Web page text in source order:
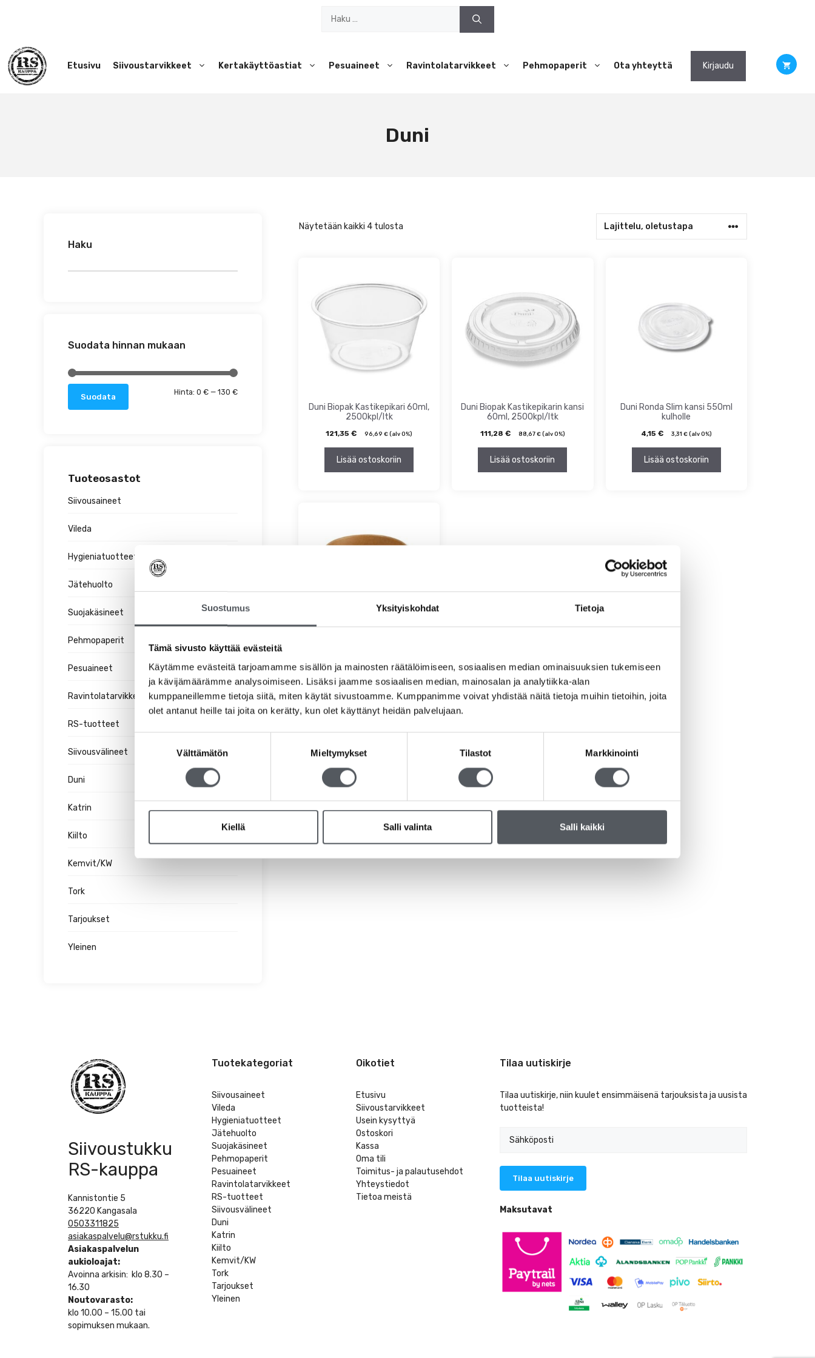
Suostumus Yksityiskohdat Tietoja
Tämä sivusto käyttää evästeitä
Käytämme evästeitä tarjoamamme sisällön ja mainosten räätälöimiseen, sosiaalisen median ominaisuuksien tukemiseen
ja kävijämäärämme analysoimiseen. Lisäksi jaamme sosiaalisen median, mainosalan ja analytiikka-alan
kumppaneillemme tietoja siitä, miten käytät sivustoamme. Kumppanimme voivat yhdistää näitä tietoja muihin tietoihin, joita
olet antanut heille tai joita on kerätty, kun olet käyttänyt heidän palvelujaan.
Välttämätön Mieltymykset Tilastot Markkinointi
Kiellä Salli valinta Salli kaikki
Etusivu Siivoustarvikkeet Kertakäyttöastiat Pesuaineet Ravintolatarvikkeet Pehmopaperit Ota yhteyttä Kirjaudu
Duni
Näytetään kaikki 4 tulosta
Duni Biopak Kastikepikari 60ml,
2500kpl/ltk
121,35€ 96,69€ (alv 0%)
Lisää ostoskoriin
Duni Biopak Kastikepikarin kansi
60ml, 2500kpl/ltk
111,28 € 88,67 €(alv 0%)
Lisää ostoskoriin
Duni Ronda Slim kansi 550ml
kulholle
4,15 € 3,31 €(alv 0%)
Lisää ostoskoriin
550ml, ruskea
7,40€ 5,90€(alv 0%)
Lisää ostoskoriin
Haku
Suodata hinnan mukaan
Minimihinta
Maksimihinta
Suodata Hinta: 0 € — 130 €
Tuoteosastot
Siivousaineet
Vileda
Hygieniatuotteet
Jätehuolto
Suojakäsineet
Pehmopaperit
Pesuaineet
Ravintolatarvikkeet
RS-tuotteet
Siivousvälineet
Duni
Katrin
Kiilto
Kemvit/KW
Tork
Tarjoukset
Yleinen
Siivoustukku
RS-kauppa
Kannistontie 5
36220 Kangasala
0503311825
asiakaspalvelu@rstukku.fi
Asiakaspalvelun
aukioloajat:
Avoinna arkisin: klo 8.30 –
16.30
Noutovarasto:
klo 10.00 – 15.00 tai
sopimuksen mukaan.
Tuotekategoriat
Siivousaineet
Vileda
Hygieniatuotteet
Jätehuolto
Suojakäsineet
Pehmopaperit
Pesuaineet
Ravintolatarvikkeet
RS-tuotteet
Siivousvälineet
Duni
Katrin
Kiilto
Kemvit/KW
Tork
Tarjoukset
Yleinen
Oikotiet
Etusivu
Siivoustarvikkeet
Usein kysyttyä
Ostoskori
Kassa
Oma tili
Toimitus- ja palautusehdot
Yhteystiedot
Tietoa meistä
Tilaa uutiskirje
Tilaa uutiskirje, niin kuulet ensimmäisenä tarjouksista ja uusista
tuotteista!
Maksutavat